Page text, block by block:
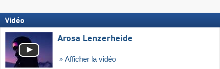
Vidéo
Arosa Lenzerheide
Afficher la vidéo